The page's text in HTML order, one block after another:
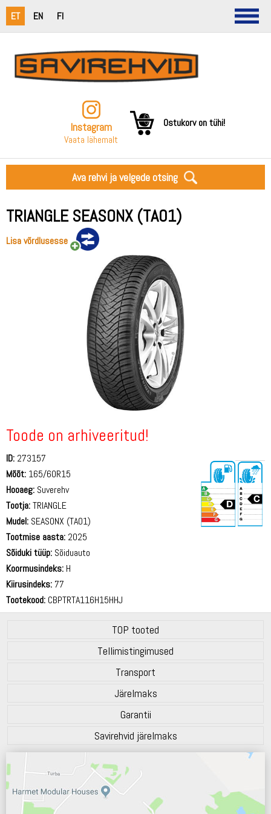
ET EN FI
Instagram
Vaata lähemalt
Ostukorv on tühi!
Ava rehvi ja velgede otsing
TRIANGLE SEASONX (TA01)
Lisa võrdlusesse
Toode on arhiveeritud!
ID: 273157
Mõõt: 165/60R15
Hooaeg: Suverehv
Tootja:TRIANGLE
Mudel: SEASONX (TA01)
Tootmise aasta: 2025
Sõiduki tüüp: Sõiduauto
Koormusindeks: H
Kiirusindeks: 77
Tootekood: CBPTRTA116H15HHJ
TOP tooted
Tellimistingimused
Transport
Järelmaks
Garantii
Savirehvid järelmaks